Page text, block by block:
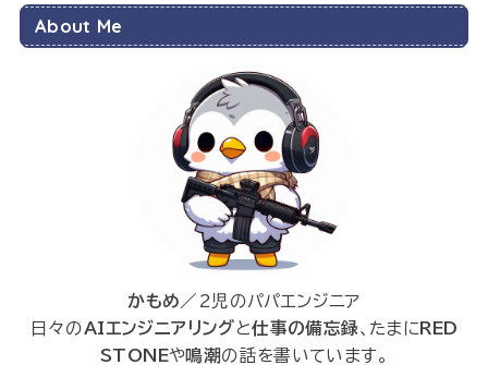
About Me
かもめ ／2児のパパエンジニア
日々のAIエンジニアリングと仕事の備忘録、たまに RED
STONEや鳴潮の話を書いています。